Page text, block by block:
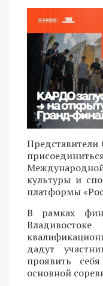
Представители
культуры и
платформы
В рамках
дадут
проявить
основной